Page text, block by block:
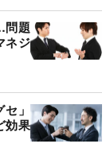
問題
ネジ
」
効果